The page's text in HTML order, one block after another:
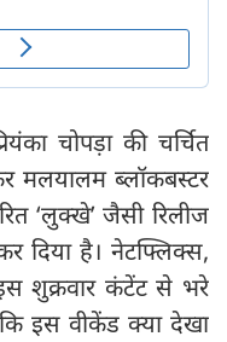
चोपड़ा की चर्चित
मलयालम ब्लॉकबस्टर
‘लुक्खे’ जैसी रिलीज
दिया है। नेटफ्लिक्स,
इस शुक्रवार कंटेंट से भरे
इस वीकेंड क्या देखा